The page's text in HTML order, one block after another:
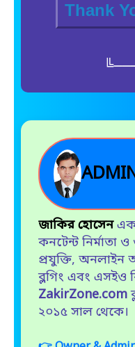
Thank
জাকির হোসেন
কনটেন্ট নির্মাতা
প্রযুক্তি, অনলাইন
ব্লগিং এবং এসইও
ZakirZone.com
২০১৫ সাল থেকে।